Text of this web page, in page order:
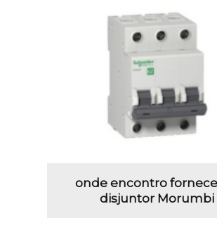
onde encontro
disjuntor Morumbi